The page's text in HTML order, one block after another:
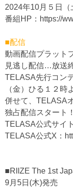
2024年10月５日
番組HP： https://
■配信
動画配信プラット
見逃し配信…放送
TELASA先行コン
（金）ひる１２時
併せて、TELASA
独占配信スタート！
TELASA公式サイ
TELASA公式X：
■RIIZE The 1st
9月5日(木)発売